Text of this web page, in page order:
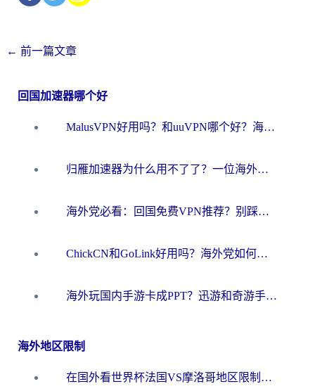
← 前一篇文章
回国加速器哪个好
MalusVPN好用吗？和uuVPN哪个好？海外党无缝访问国内资源的真实对比与选择指南
归雁加速器为什么用不了了？一位海外游子的真实困惑与技术解答
海外党必看：回国免费VPN推荐？别踩坑！教你选对加速器无缝刷国内资源
ChickCN和GoLink好用吗？海外党如何选对回国加速器
海外玩国内手游卡成PPT？迅游和奇游手游哪个好？一篇讲透回国加速器怎么选
海外地区限制
在国外看世界杯法国VS摩洛哥地区限制？这篇指南让你流畅看中文解说无压力